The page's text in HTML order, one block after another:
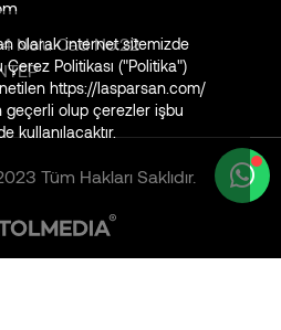
Nolu Cad No:22
Tüm Hakları Saklıdır.
olarak internet sitemizde
Politikası ("Politika")
https://lasparsan.com/
olup çerezler işbu
kullanılacaktır.